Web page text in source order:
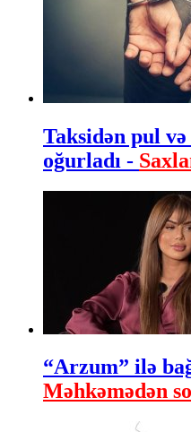
Taksidən pul
oğurladı -
“Arzum” ilə
Məhkəmədən